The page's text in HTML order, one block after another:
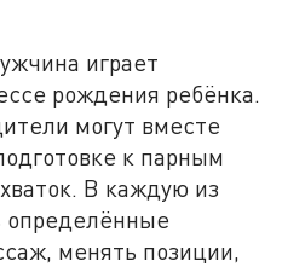
играет
рождения ребёнка.
могут вместе
к парным
В каждую из
определённые
менять позиции,